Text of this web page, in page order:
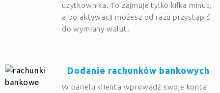
użytkownika. To zajmuje tylko kilka minut,
a po aktywacji możesz od razu przystąpić
do wymiany walut.
Dodanie rachunków bankowych
W panelu klienta wprowadź swoje konta